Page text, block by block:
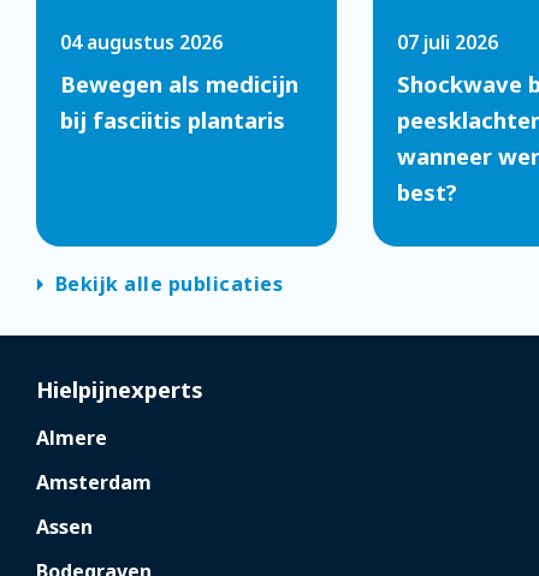
04 augustus 2026
Bewegen als medicijn
bij fasciitis plantaris
07 juli 2026
Shockwave
wanneer
best?
arrow_right Bekijk alle publicaties
Hielpijnexperts
Almere
Amsterdam
Assen